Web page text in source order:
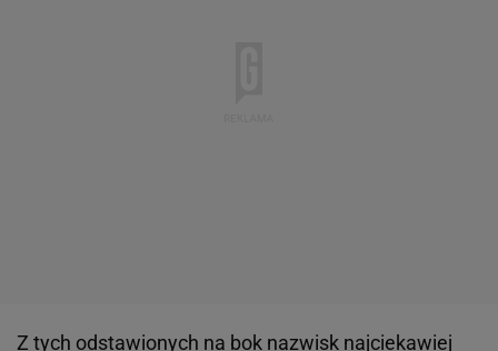
Z tych odstawionych na bok nazwisk najciekawiej